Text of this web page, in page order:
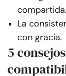
compartida.
La
con gracia.
5